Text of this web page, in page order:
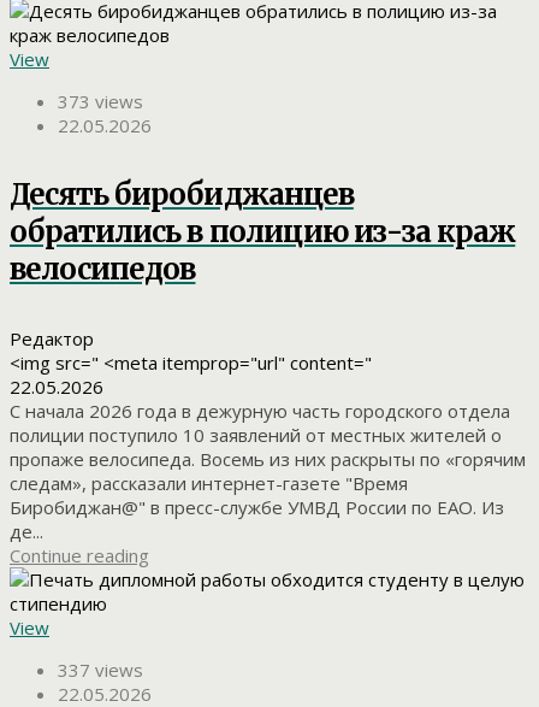
View
373 views
22.05.2026
Десять биробиджанцев
обратились в полицию из-за краж
велосипедов
Редактор
<img src=" <meta itemprop="url" content="
22.05.2026
С начала 2026 года в дежурную часть городского отдела
полиции поступило 10 заявлений от местных жителей о
пропаже велосипеда. Восемь из них раскрыты по «горячим
следам», рассказали интернет-газете "Время
Биробиджан@" в пресс-службе УМВД России по ЕАО. Из
де...
Continue reading
View
337 views
22.05.2026